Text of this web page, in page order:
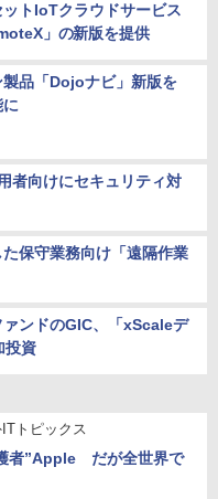
トIoTクラウドサービス
」の新版を提供
品「Dojoナビ」新版を
者向けにセキュリティ対
保守業務向け「遠隔作業
ンドのGIC、「xScaleデ
投資
トピックス
者”Apple だが全世界で